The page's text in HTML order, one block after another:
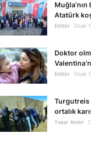
Atatürk
Editör Ocak
Doktor
Editör Ocak
Turgutreis
ortalık
Yasar Anter